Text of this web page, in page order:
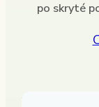
po skryté